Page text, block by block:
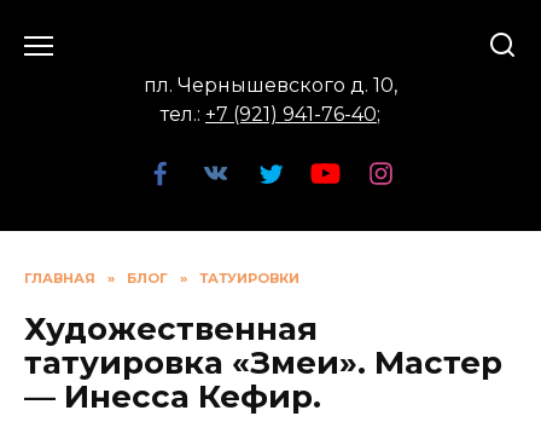
пл. Чернышевского д. 10,
тел.: +7 (921) 941-76-40;
ГЛАВНАЯ » БЛОГ » ТАТУИРОВКИ
Художественная
татуировка «Змеи». Мастер
— Инесса Кефир.